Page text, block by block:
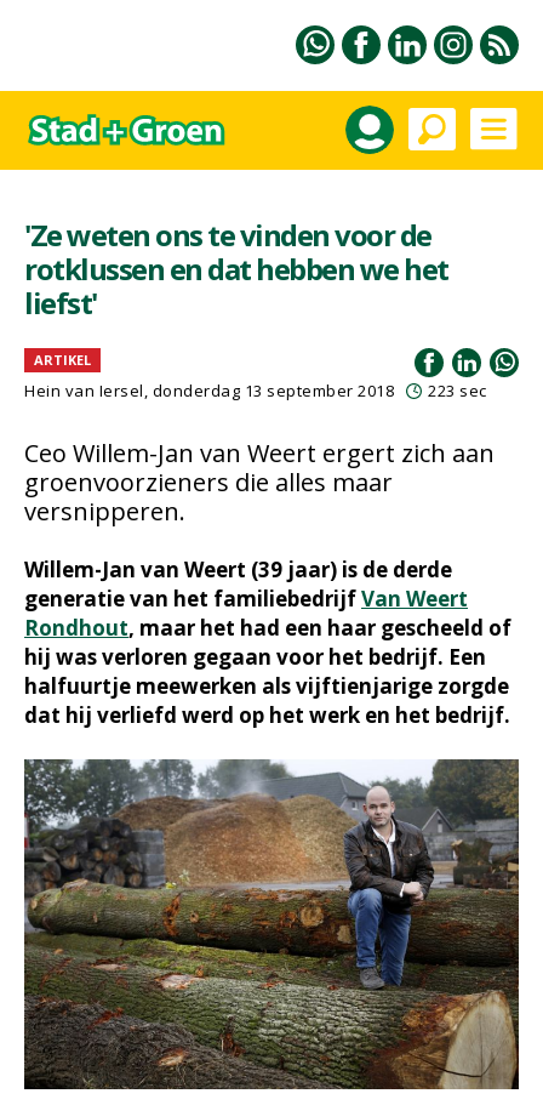
'Ze weten ons te vinden voor de
rotklussen en dat hebben we het
liefst'
ARTIKEL
Hein van Iersel, donderdag 13 september 2018 223 sec
Ceo Willem-Jan van Weert ergert zich aan
groenvoorzieners die alles maar
versnipperen.
Willem-Jan van Weert (39 jaar) is de derde
generatie van het familiebedrijfVan Weert
Rondhout, maar het had een haar gescheeld of
hij was verloren gegaan voor het bedrijf. Een
halfuurtje meewerken als vijftienjarige zorgde
dat hij verliefd werd op het werk en het bedrijf.